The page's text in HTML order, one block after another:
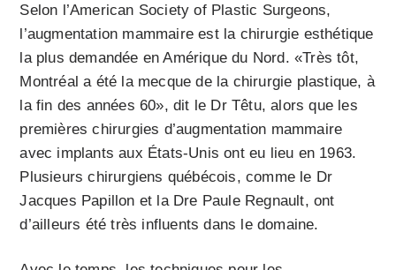
Selon l’American Society of Plastic Surgeons,
l’augmentation mammaire est la chirurgie esthétique
la plus demandée en Amérique du Nord. «Très tôt,
Montréal a été la mecque de la chirurgie plastique, à
la fin des années 60», dit le Dr Têtu, alors que les
premières chirurgies d’aug­mentation mammaire
avec implants aux États-Unis ont eu lieu en 1963.
Plusieurs chirurgiens québécois, comme le Dr
Jacques Papillon et la Dre Paule Regnault, ont
d’ailleurs été très influents dans le domaine.